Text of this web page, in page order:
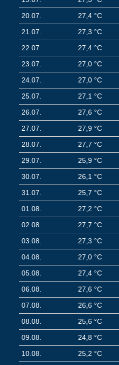
20.07.
27,4 °C
21.07.
27,3 °C
22.07.
27,4 °C
23.07.
27,0 °C
24.07.
27,0 °C
25.07.
27,1 °C
26.07.
27,6 °C
27.07.
27,9 °C
28.07.
27,7 °C
29.07.
25,9 °C
30.07.
26,1 °C
31.07.
25,7 °C
01.08.
27,2 °C
02.08.
27,7 °C
03.08.
27,3 °C
04.08.
27,0 °C
05.08.
27,4 °C
06.08.
27,6 °C
07.08.
26,6 °C
08.08.
25,6 °C
09.08.
24,8 °C
10.08.
25,2 °C